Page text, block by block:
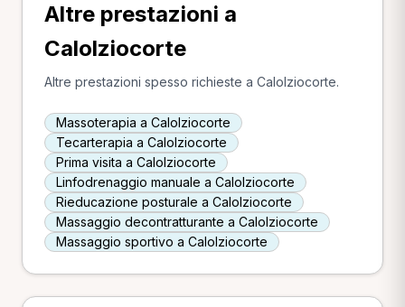
Altre prestazioni a
Calolziocorte
Altre prestazioni spesso richieste a Calolziocorte.
Massoterapia a Calolziocorte
Tecarterapia a Calolziocorte
Prima visita a Calolziocorte
Linfodrenaggio manuale a Calolziocorte
Rieducazione posturale a Calolziocorte
Massaggio decontratturante a Calolziocorte
Massaggio sportivo a Calolziocorte